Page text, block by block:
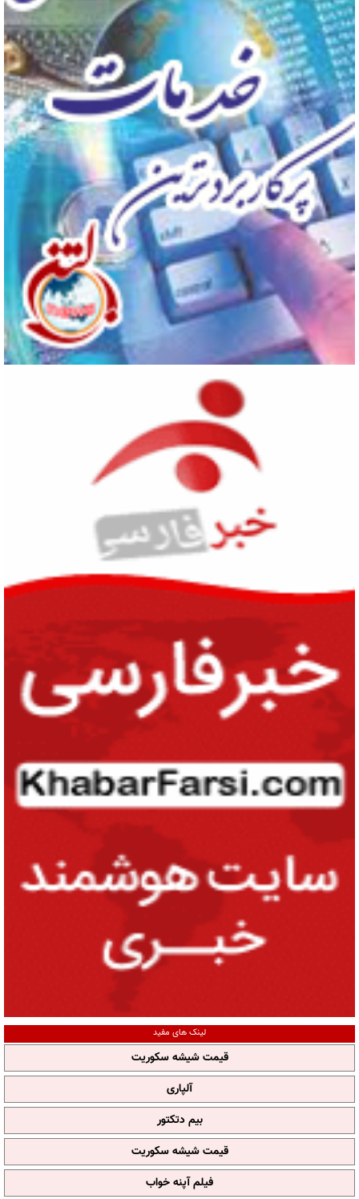
لینک های مفید
قیمت شیشه سکوریت
آلپاری
بیم دتکتور
قیمت شیشه سکوریت
فیلم آپنه خواب